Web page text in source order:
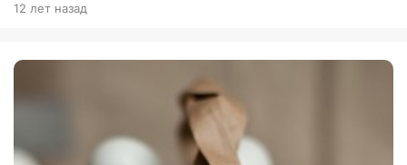
12 лет назад